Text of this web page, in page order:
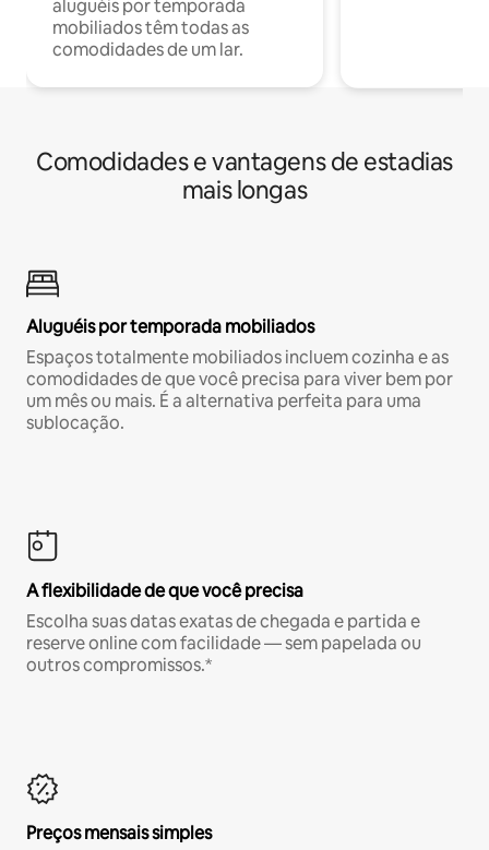
aluguéis por temporada
mobiliados têm todas as
comodidades de um lar.
Comodidades e vantagens de estadias
mais longas
Aluguéis por temporada mobiliados
Espaços totalmente mobiliados incluem cozinha e as
comodidades de que você precisa para viver bem por
um mês ou mais. É a alternativa perfeita para uma
sublocação.
A flexibilidade de que você precisa
Escolha suas datas exatas de chegada e partida e
reserve online com facilidade — sem papelada ou
outros compromissos.*
Preços mensais simples